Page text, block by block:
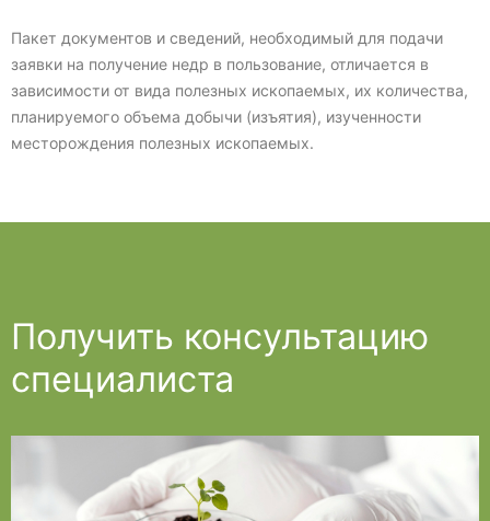
Пакет документов и сведений, необходимый для подачи
заявки на получение недр в пользование, отличается в
зависимости от вида полезных ископаемых, их количества,
планируемого объема добычи (изъятия), изученности
месторождения полезных ископаемых.
Получить консультацию
специалиста